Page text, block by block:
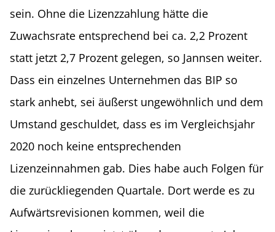
sein. Ohne die Lizenzzahlung hätte die
Zuwachsrate entsprechend bei ca. 2,2 Prozent
statt jetzt 2,7 Prozent gelegen, so Jannsen weiter.
Dass ein einzelnes Unternehmen das BIP so
stark anhebt, sei äußerst ungewöhnlich und dem
Umstand geschuldet, dass es im Vergleichsjahr
2020 noch keine entsprechenden
Lizenzeinnahmen gab. Dies habe auch Folgen für
die zurückliegenden Quartale. Dort werde es zu
Aufwärtsrevisionen kommen, weil die